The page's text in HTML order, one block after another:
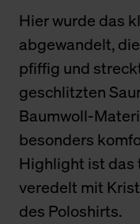
Hier wurde das
abgewandelt,
pfiffig und
geschlitzten
Baumwoll-
besonders
Highlight ist
veredelt mit
des Poloshirts.